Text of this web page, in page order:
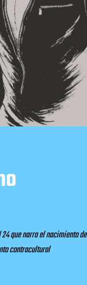
que narra el nacimiento de
contracultural